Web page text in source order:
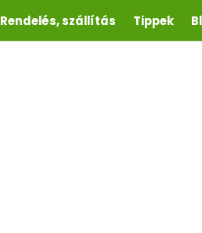
Rendelés, szállítás Tippek